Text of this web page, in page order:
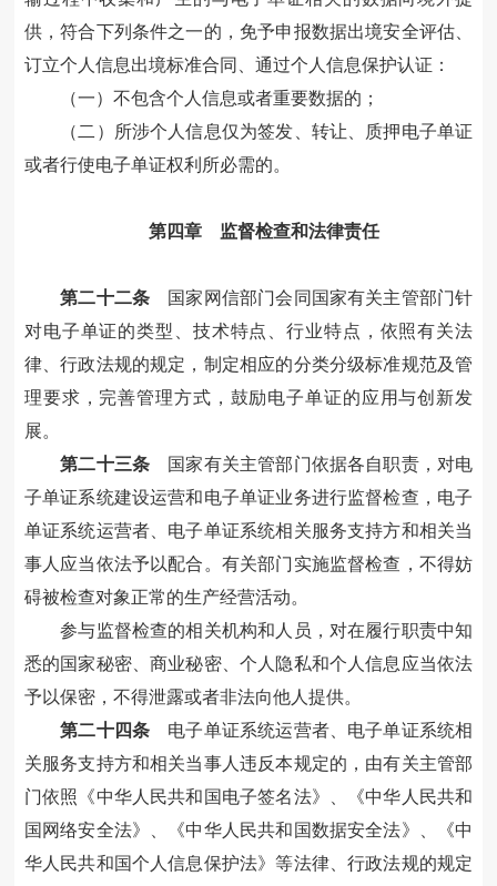
供，符合下列条件之一的，免予申报数据出境安全评估、
订立个人信息出境标准合同、通过个人信息保护认证：
（一）不包含个人信息或者重要数据的；
（二）所涉个人信息仅为签发、转让、质押电子单证
或者行使电子单证权利所必需的。
第四章 监督检查和法律责任
第二十二条 国家网信部门会同国家有关主管部门针
对电子单证的类型、技术特点、行业特点，依照有关法
律、行政法规的规定，制定相应的分类分级标准规范及管
理要求，完善管理方式，鼓励电子单证的应用与创新发
展。
第二十三条 国家有关主管部门依据各自职责，对电
子单证系统建设运营和电子单证业务进行监督检查，电子
单证系统运营者、电子单证系统相关服务支持方和相关当
事人应当依法予以配合。有关部门实施监督检查，不得妨
碍被检查对象正常的生产经营活动。
参与监督检查的相关机构和人员，对在履行职责中知
悉的国家秘密、商业秘密、个人隐私和个人信息应当依法
予以保密，不得泄露或者非法向他人提供。
第二十四条 电子单证系统运营者、电子单证系统相
关服务支持方和相关当事人违反本规定的，由有关主管部
门依照《中华人民共和国电子签名法》、《中华人民共和
国网络安全法》、《中华人民共和国数据安全法》、《中
华人民共和国个人信息保护法》等法律、行政法规的规定